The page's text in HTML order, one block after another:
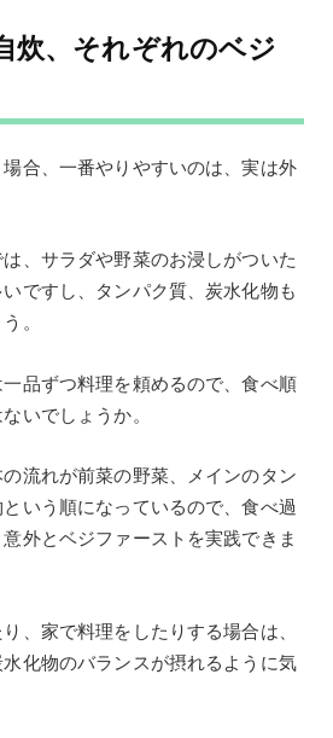
炊、それぞれのベジ
合、一番やりやすいのは、実は外
、サラダや野菜のお浸しがついた
ですし、タンパク質、炭水化物も
。
品ずつ料理を頼めるので、食べ順
いでしょうか。
流れが前菜の野菜、メインのタン
いう順になっているので、食べ過
外とベジファーストを実践できま
、家で料理をしたりする場合は、
化物のバランスが摂れるように気